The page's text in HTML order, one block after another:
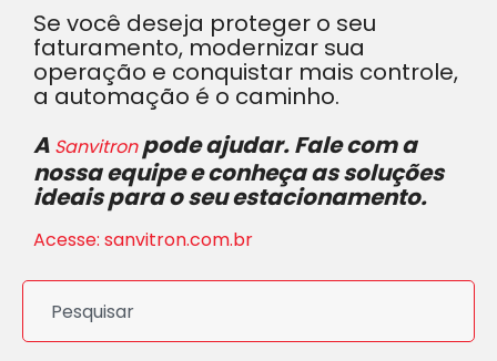
Se você deseja proteger o seu
faturamento, modernizar sua
operação e conquistar mais controle,
a automação é o caminho.
A Sanvitronpode ajudar. Fale com a
nossa equipe e conheça as soluções
ideais para o seu estacionamento.
Acesse: sanvitron.com.br